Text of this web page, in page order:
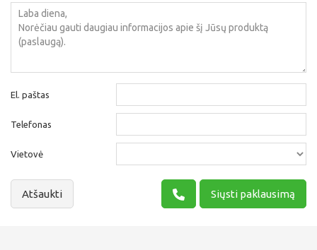
El. paštas
Telefonas
Vietovė
Atšaukti Siųsti paklausimą